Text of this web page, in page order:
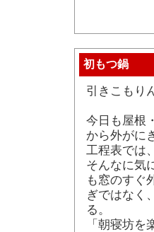
初もつ鍋
引きこもり
今日も屋根
から外がに
工程表では
そんなに気
も窓のすぐ
ぎではなく
る。
「朝寝坊